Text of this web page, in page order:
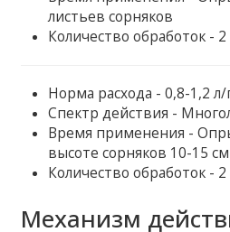
листьев сорняков
Количество обработок - 2
Норма расхода - 0,8-1,2 л/
Спектр действия -
Время применения -
высоте сорняков 10-15 см
Количество обработок - 2
Механизм